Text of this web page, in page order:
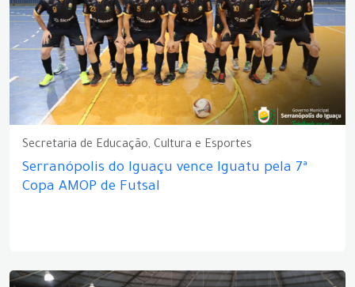
Secretaria de Educação, Cultura e Esportes
Serranópolis do Iguaçu vence Iguatu pela 7ª
Copa AMOP de Futsal